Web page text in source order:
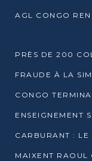
PRÈS DE 200